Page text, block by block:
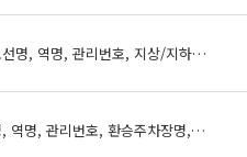
신분당선 역사들의 화장실에 대한 데이터로 철도운영기관명, 운영노선명, 역명, 관리번호, 지상/지하 구분, 역층, 게이트 내외 구분, (근접) 출입구번호, 상세위치, 화장실 구분, 데이터 기준일자, 참고사항이 있습니다.
신분당선 역사들의 환승주차장 데이터 (철도운영기관명, 운영노선명, 역명, 관리번호, 환승주차장명, 출입구 번호, 주차면수, 급지, 운영시간(평일), 운영시간(휴일), 주차요금, 주차요금(월정액권), 주차요금(기타), 운영기관명, 전화번호, 데이터 기준일자, 참고사항)이 있습니다.